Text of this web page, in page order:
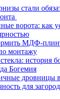
стали
ворота: как
МДФ-
монтажу
история
Богемия
дровницы
для